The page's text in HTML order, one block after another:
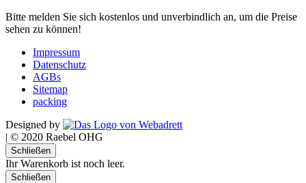
Bitte melden Sie sich kostenlos und unverbindlich an, um die Preise
sehen zu können!
Impressum
Datenschutz
AGBs
Sitemap
packing
Designed by
| © 2020 Raebel OHG
Schließen
Ihr Warenkorb ist noch leer.
Schließen